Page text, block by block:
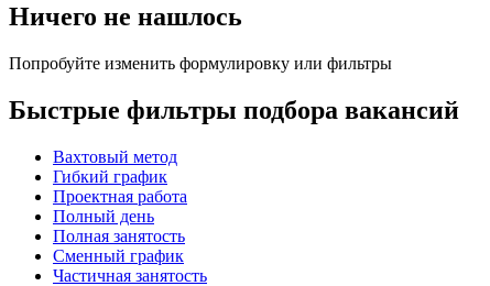
Ничего не нашлось
Попробуйте изменить формулировку или фильтры
Быстрые фильтры подбора вакансий
Вахтовый метод
Гибкий график
Проектная работа
Полный день
Полная занятость
Сменный график
Частичная занятость